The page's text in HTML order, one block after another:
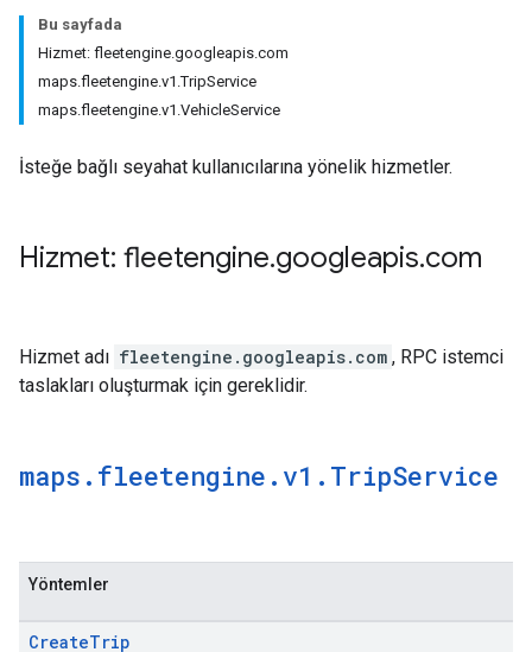
Bu sayfada
Hizmet: fleetengine.googleapis.com
maps.fleetengine.v1.TripService
maps.fleetengine.v1.VehicleService
İsteğe bağlı seyahat kullanıcılarına yönelik hizmetler.
Hizmet: fleetengine.googleapis.com
Hizmet adı fleetengine.googleapis.com , RPC istemci
taslakları oluşturmak için gereklidir.
maps . fleetengine . v1 . TripService
Yöntemler
CreateTrip